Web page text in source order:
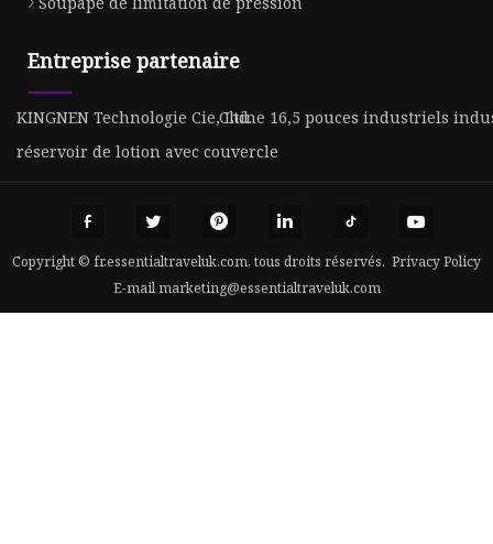
Entreprise partenaire
KINGNEN Technologie Cie, Ltd.Chine 16,5 pouces industriels
réservoir de lotion avec couvercle
Copyright © fr.essentialtraveluk.com, tous droits réservés. Privacy Policy
E-mailmarketing@essentialtraveluk.com